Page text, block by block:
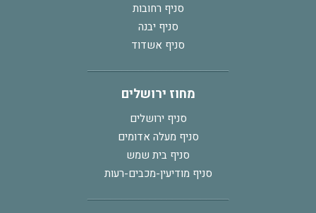
סניף רחובות
סניף יבנה
סניף אשדוד
מחוז ירושלים
סניף ירושלים
סניף מעלה אדומים
סניף בית שמש
סניף מודיעין-מכבים-רעות